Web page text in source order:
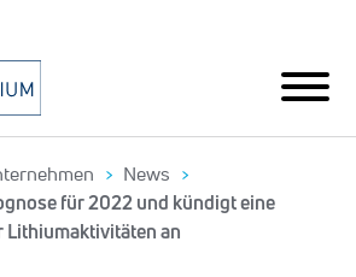
News
für 2022 und kündigt eine
an